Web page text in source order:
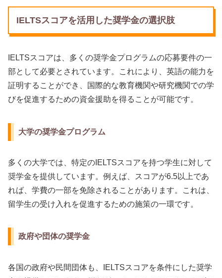
IELTSスコアを活用した奨学金の選択肢
IELTSスコアは、多くの奨学金プログラムの応募要件の一
部として必要とされています。これにより、英語の能力を
証明することができ、国際的な教育機関や研究機関での学
びを促進するための資金援助を得ることが可能です。
大学の奨学金プログラム
多くの大学では、特定のIELTSスコアを持つ学生に対して
奨学金を提供しています。例えば、スコアが6.5以上であ
れば、学費の一部を免除されることがあります。これは、
留学生の受け入れを促進するための施策の一環です。
政府や団体の奨学金
各国の政府や民間団体も、IELTSスコアを条件にした奨学